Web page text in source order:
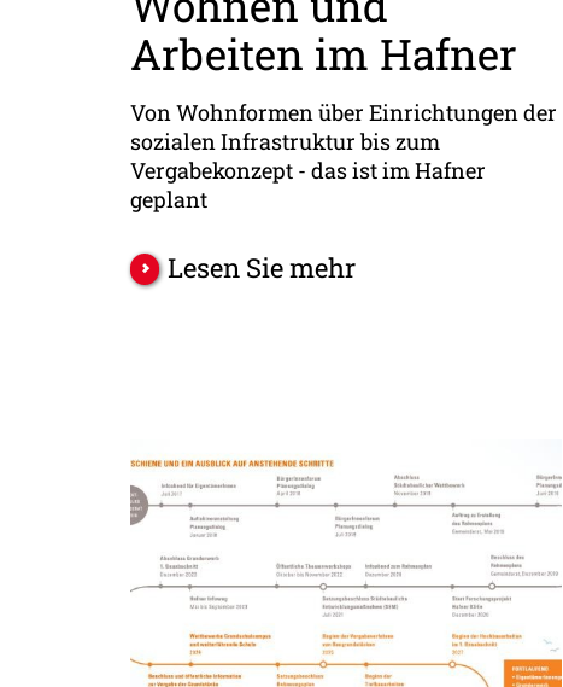
Arbeiten im Hafner
Von Wohnformen über Einrichtungen der
sozialen Infrastruktur bis zum
Vergabekonzept - das ist im Hafner
geplant
Lesen Sie mehr